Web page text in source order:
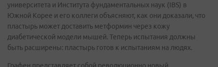
университета и Института фундаментальных наук (IBS) в
Южной Корее и его коллеги объясняют, как они доказали, что
пластырь может доставить метформин через кожу
диабетической модели мышей. Теперь испытания должны
быть расширены: пластырь готов к испытаниям на людях.